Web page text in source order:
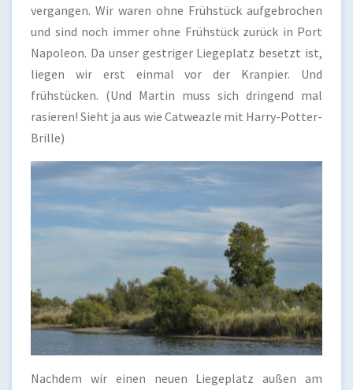
vergangen. Wir waren ohne Frühstück aufgebrochen
und sind noch immer ohne Frühstück zurück in Port
Napoleon. Da unser gestriger Liegeplatz besetzt ist,
liegen wir erst einmal vor der Kranpier. Und
frühstücken. (Und Martin muss sich dringend mal
rasieren! Sieht ja aus wie Catweazle mit Harry-Potter-
Brille)
Nachdem wir einen neuen Liegeplatz außen am